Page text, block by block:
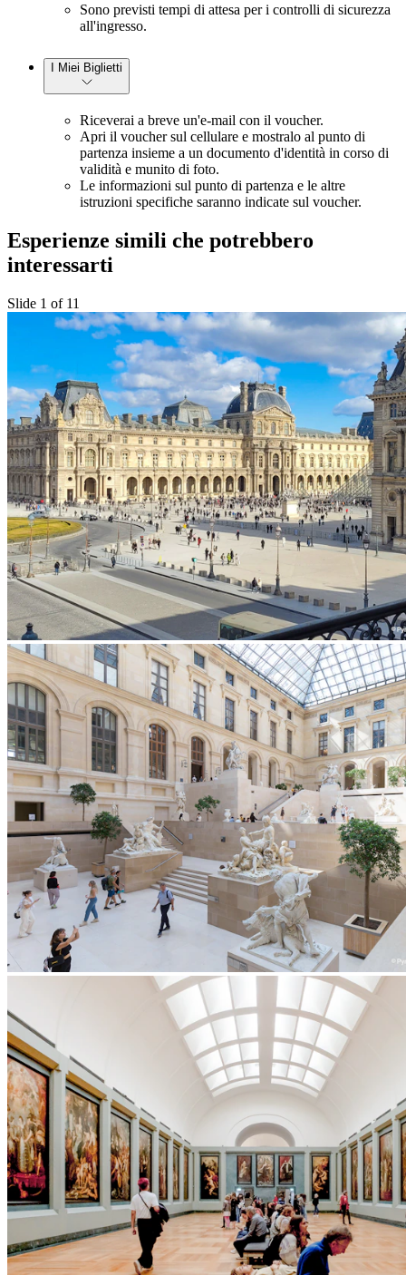
Sono previsti tempi di attesa per i controlli di sicurezza
all'ingresso.
I Miei Biglietti
Riceverai a breve un'e-mail con il voucher.
Apri il voucher sul cellulare e mostralo al punto di
partenza insieme a un documento d'identità in corso di
validità e munito di foto.
Le informazioni sul punto di partenza e le altre
istruzioni specifiche saranno indicate sul voucher.
Esperienze simili che potrebbero
interessarti
Slide 1 of 11